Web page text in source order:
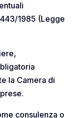
1985 (Legge
la Camera di
consulenza o